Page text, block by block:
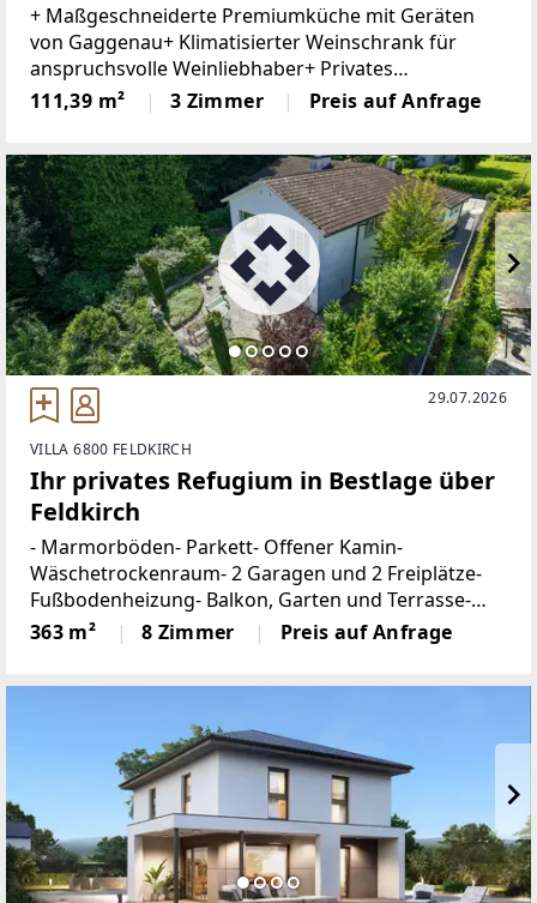
+ Maßgeschneiderte Premiumküche mit Geräten
von Gaggenau+ Klimatisierter Weinschrank für
anspruchsvolle Weinliebhaber+ Privates
Heimkinoerlebnis mit Beamer und versenkbarer
Leinwand+ Hochwertiges Soundsystem+ Edle
111,39 m² 3 Zimmer Preis auf Anfrage
29.07.2026
VILLA 6800 FELDKIRCH
Ihr privates Refugium in Bestlage über
Feldkirch
- Marmorböden- Parkett- Offener Kamin-
Wäschetrockenraum- 2 Garagen und 2 Freiplätze-
Fußbodenheizung- Balkon, Garten und Terrasse-
AlarmanlageDiese außergewöhnliche Liegenschaft
vereint stilvolle Wohnkultur
363 m² 8 Zimmer Preis auf Anfrage